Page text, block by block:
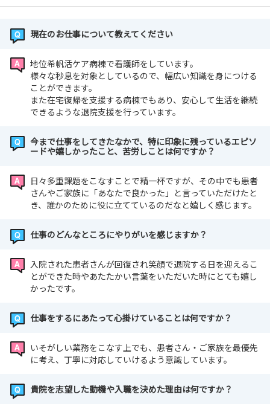
現在のお仕事について教えてください
地位希帆活ケア病棟で看護師をしています。
様々な秒息を対象としているので、幅広い知識を身につける
ことができます。
また在宅復帰を支援する病棟でもあり、安心して生活を継続
できるような退院支援を行っています。
今まで仕事をしてきたなかで、特に印象に残っているエピソ
ードや嬉しかったこと、苦労しことは何ですか？
日々多重課題をこなすことで精一杯ですが、その中でも患者
さんやご家族に「あなたで良かった」と言っていただけたと
き、誰かのために役に立てているのだなと嬉しく感じます。
仕事のどんなところにやりがいを感じますか？
入院された患者さんが回復され笑顔で退院する日を迎えるこ
とができた時やあたたかい言葉をいただいた時にとても嬉し
かったです。
仕事をするにあたって心掛けていることは何ですか？
いそがしい業務をこなす上でも、患者さん・ご家族を最優先
に考え、丁寧に対応していけるよう意識しています。
貴院を志望した動機や入職を決めた理由は何ですか？